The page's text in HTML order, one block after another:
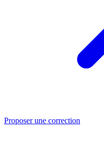
Proposer une correction